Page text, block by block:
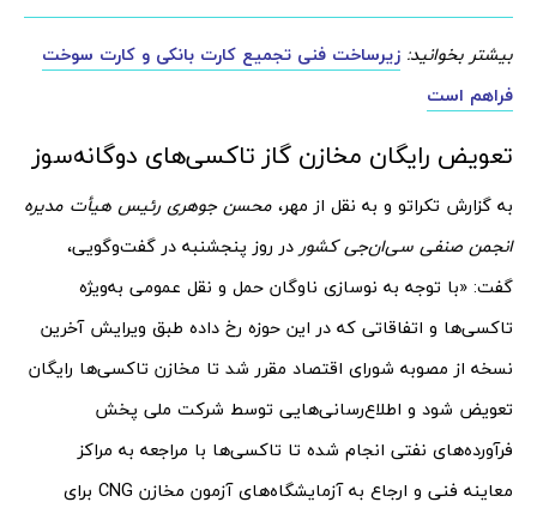
بیشتر بخوانید: زیرساخت فنی تجمیع کارت بانکی و کارت سوخت
فراهم است
تعویض رایگان مخازن گاز تاکسی‌های دوگانه‌سوز
به گزارش تکراتو و به نقل از مهر، محسن جوهری رئیس هیأت مدیره
انجمن صنفی سی‌ان‌جی کشوردر روز پنجشنبه در گفت‌وگویی،
گفت: «با توجه به نوسازی ناوگان حمل و نقل عمومی به‌ویژه
تاکسی‌ها و اتفاقاتی که در این حوزه رخ داده طبق ویرایش آخرین
نسخه از مصوبه شورای اقتصاد مقرر شد تا مخازن تاکسی‌ها رایگان
تعویض شود و اطلاع‌رسانی‌هایی توسط شرکت ملی پخش
فرآورده‌های نفتی انجام شده تا تاکسی‌ها با مراجعه به مراکز
معاینه فنی و ارجاع به آزمایشگاه‌های آزمون مخازن CNG برای